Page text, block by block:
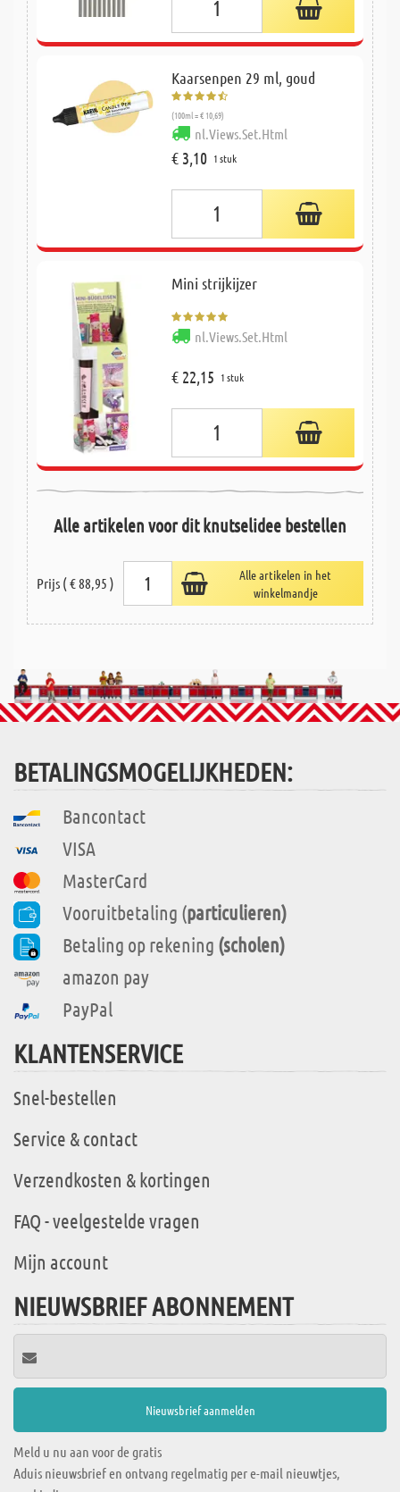
Kaarsenpen 29 ml, goud
(100ml = € 10,69)
nl.Views.Set.Html
€ 3,10 1 stuk
Mini strijkijzer
nl.Views.Set.Html
€ 22,15 1 stuk
Alle artikelen voor dit knutselidee bestellen
Prijs ( € 88,95 )
Alle artikelen in het
winkelmandje
BETALINGSMOGELIJKHEDEN:
Bancontact
VISA
MasterCard
Vooruitbetaling (particulieren)
Betaling op rekening (scholen)
amazon pay
PayPal
KLANTENSERVICE
Snel-bestellen
Service & contact
Verzendkosten & kortingen
FAQ - veelgestelde vragen
Mijn account
NIEUWSBRIEF ABONNEMENT
Meld u nu aan voor de gratis
Aduis nieuwsbrief en ontvang regelmatig per e-mail nieuwtjes,